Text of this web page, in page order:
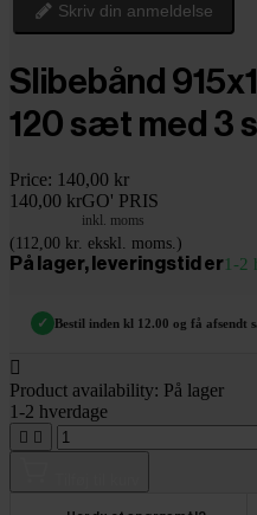
Skriv din anmeldelse
Slibebånd
120 sæt med 3
Price: 140,00 kr
140,00 krGO' PRIS
inkl. moms
(112,00 kr. ekskl. moms.)
På lager, leveringstid er1-2
✓ Bestil inden kl 12.00 og få afsendt

Product availability: På lager
1-2 hverdage
 